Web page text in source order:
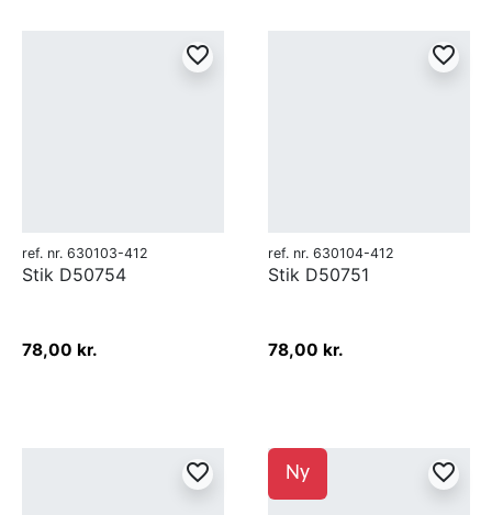
favorite_border
ref. nr. 630103-412
Stik D50754
78,00 kr.
favorite_border
ref. nr. 630104-412
Stik D50751
78,00 kr.
favorite_border Ny favorite_border